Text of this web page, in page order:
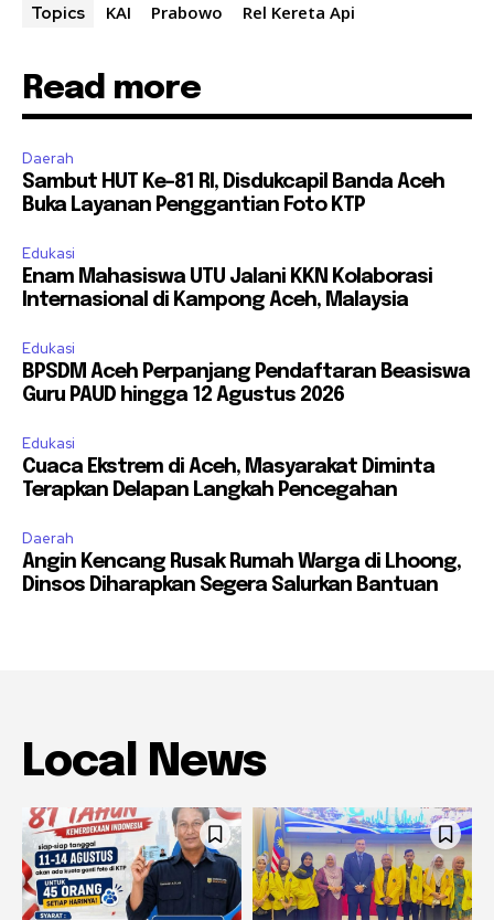
Topics KAI Prabowo Rel Kereta Api
Read more
Daerah
Sambut HUT Ke-81 RI, Disdukcapil Banda Aceh
Buka Layanan Penggantian Foto KTP
Edukasi
Enam Mahasiswa UTU Jalani KKN Kolaborasi
Internasional di Kampong Aceh, Malaysia
Edukasi
BPSDM Aceh Perpanjang Pendaftaran Beasiswa
Guru PAUD hingga 12 Agustus 2026
Edukasi
Cuaca Ekstrem di Aceh, Masyarakat Diminta
Terapkan Delapan Langkah Pencegahan
Daerah
Angin Kencang Rusak Rumah Warga di Lhoong,
Dinsos Diharapkan Segera Salurkan Bantuan
Local News